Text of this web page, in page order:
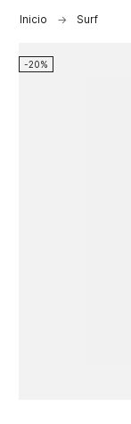
Inicio Surf
-20%